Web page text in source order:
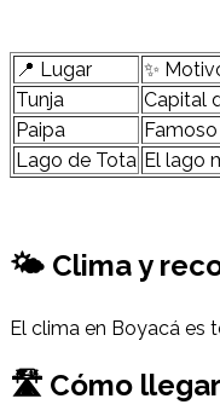
📍 Lugar
✨
Tunja
Capital
Paipa
Lago de Tota El lago
🌤 Clima y
El clima en Boyacá es
🛣 Cómo